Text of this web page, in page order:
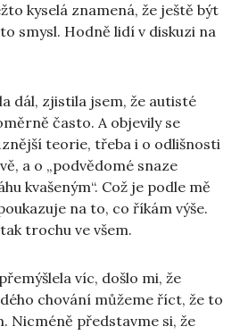
kyselá znamená, že ještě být
smysl. Hodně lidí v diskuzi na
dál, zjistila jsem, že autisté
často. A objevily se
teorie, třeba i o odlišnosti
a o „podvědomé snaze
kvašeným“. Což je podle mě
na to, co říkám výše.
trochu ve všem.
víc, došlo mi, že
chování můžeme říct, že to
Nicméně představme si, že